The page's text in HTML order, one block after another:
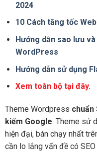
2024
10 Cách tăng tốc
Hướng dẫn sao lưu
WordPress
Hướng dẫn sử dụng
Xem toàn bộ tại đây.
Theme Wordpress chuẩn
kiếm Google: Theme sử
hiện đại, bán chạy nhất
cần lo lắng vấn đề có